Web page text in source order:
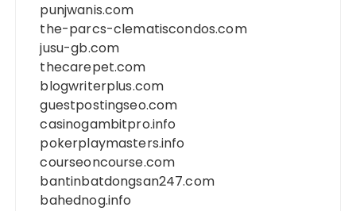
punjwanis.com
the-parcs-clematiscondos.com
jusu-gb.com
thecarepet.com
blogwriterplus.com
guestpostingseo.com
casinogambitpro.info
pokerplaymasters.info
courseoncourse.com
bantinbatdongsan247.com
bahednog.info